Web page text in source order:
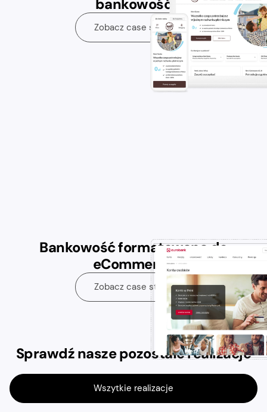
bankowość
Zobacz case study
Bankowość formatowana do
eCommerce
Zobacz case study
Sprawdź nasze pozostałe realizacje
Wszytkie realizacje